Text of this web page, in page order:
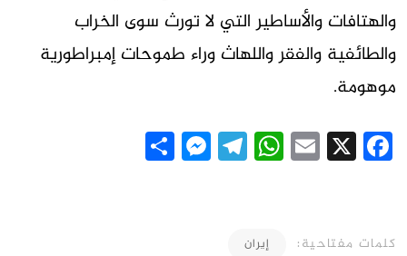
والهتافات والأساطير التي لا تورث سوى الخراب
والطائفية والفقر واللهاث وراء طموحات إمبراطورية
موهومة.
Facebook
X
Email
WhatsApp
Telegram
Messenger
كلمات مفتاحية: إيران